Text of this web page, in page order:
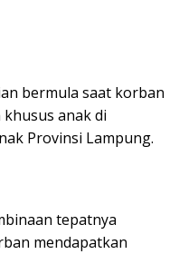
bermula saat korban
khusus anak di
Provinsi Lampung.
tepatnya
mendapatkan